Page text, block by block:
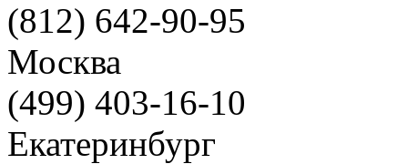
(812) 642-90-95
Москва
(499) 403-16-10
Екатеринбург